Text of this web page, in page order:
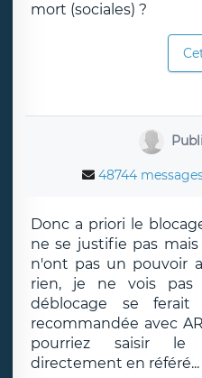
mort (sociales) ?
48744
Donc a priori le
ne se justifie pas
n'ont pas un pouvoir
rien, je ne vois pas
déblocage se
recommandée avec
pourriez saisir le
directement en référé...